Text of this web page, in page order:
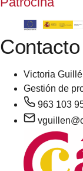
Contacto
Victoria
Gestión de
963 103